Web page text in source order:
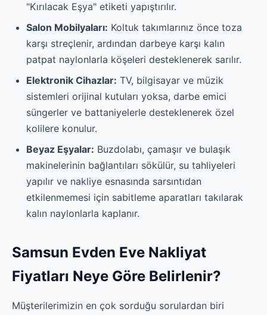
"Kırılacak Eşya" etiketi yapıştırılır.
Salon Mobilyaları: Koltuk takımlarınız önce toza
karşı streçlenir, ardından darbeye karşı kalın
patpat naylonlarla köşeleri desteklenerek sarılır.
Elektronik Cihazlar: TV, bilgisayar ve müzik
sistemleri orijinal kutuları yoksa, darbe emici
süngerler ve battaniyelerle desteklenerek özel
kolilere konulur.
Beyaz Eşyalar: Buzdolabı, çamaşır ve bulaşık
makinelerinin bağlantıları sökülür, su tahliyeleri
yapılır ve nakliye esnasında sarsıntıdan
etkilenmemesi için sabitleme aparatları takılarak
kalın naylonlarla kaplanır.
Samsun Evden Eve Nakliyat
Fiyatları Neye Göre Belirlenir?
Müşterilerimizin en çok sorduğu sorulardan biri